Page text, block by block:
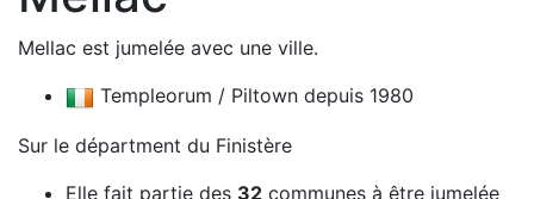
Mellac est jumelée avec une ville.
Templeorum / Piltown depuis 1980
Sur le départment du Finistère
Elle fait partie des 32 communes à être jumelée